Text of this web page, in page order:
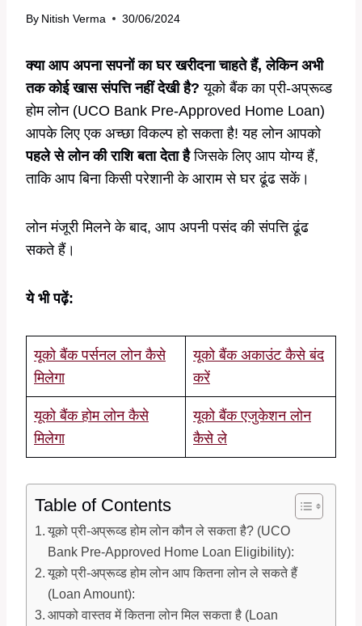
By Nitish Verma 30/06/2024
क्या आप अपना सपनों का घर खरीदना चाहते हैं, लेकिन अभी
तक कोई खास संपत्ति नहीं देखी है? यूको बैंक का प्री-अप्रूव्ड
होम लोन (UCO Bank Pre-Approved Home Loan)
आपके लिए एक अच्छा विकल्प हो सकता है! यह लोन आपको
पहले से लोन की राशि बता देता हैजिसके लिए आप योग्य हैं,
ताकि आप बिना किसी परेशानी के आराम से घर ढूंढ सकें।
लोन मंजूरी मिलने के बाद, आप अपनी पसंद की संपत्ति ढूंढ
सकते हैं।
ये भी पढ़ें:
यूको बैंक पर्सनल लोन कैसे
मिलेगा
यूको बैंक अकाउंट कैसे बंद
करें
यूको बैंक होम लोन कैसे
मिलेगा
यूको बैंक एजुकेशन लोन
कैसे ले
Table of Contents
यूको प्री-अप्रूव्ड होम लोन कौन ले सकता है? (UCO
Bank Pre-Approved Home Loan Eligibility):
यूको प्री-अप्रूव्ड होम लोन आप कितना लोन ले सकते हैं
(Loan Amount):
आपको वास्तव में कितना लोन मिल सकता है (Loan